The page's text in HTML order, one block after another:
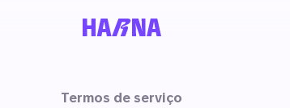
Termos de serviço